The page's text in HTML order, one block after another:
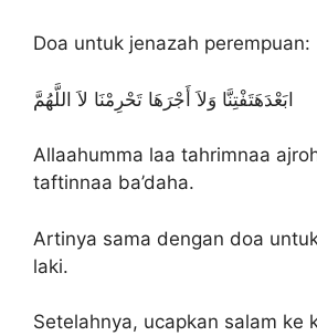
Doa untuk jenazah perempuan:
ابَعْدَهَتَفْتِنَّا وَلاَ أَجْرَهَا تَحْرِمْنَا لاَ اللَّهُمَّ
Allaahumma laa tahrimnaa
taftinnaa ba’daha.
Artinya sama dengan doa
laki.
Setelahnya, ucapkan salam ke